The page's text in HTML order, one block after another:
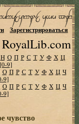
RoyalLib.com
Зарегистрироваться
Н О П Р С Т У Ф Х Ц
[0-9]
О П Р С Т У Ф Х Ц Ч
9]
О П Р С Т У Ф Х Ц Ч
9]
чувство